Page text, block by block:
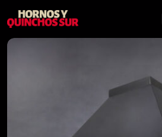
Productos